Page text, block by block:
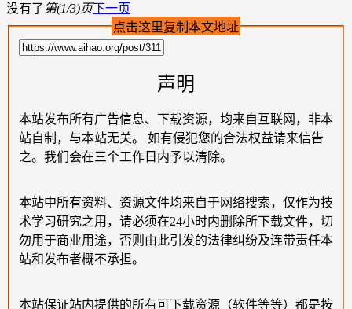
没有了 第(1/3)页下一页
点击这里复制本文地址
声明
本站发布所有广告信息、下载资源，均来自互联网，非本
站自制，与本站无关。 如有侵犯您的合法权益请来信告
之。我们会在三个工作日内予以清除。
本站中所有资料、资源文件均来自于网络搜索，仅作为技
术学习研究之用，请必须在24小时内删除所下载文件，切
勿用于商业用途，否则由此引发的法律纠纷及连带责任本
站和发布者概不承担。
本站保证站内提供的所有可下载资源（软件等等）都是按